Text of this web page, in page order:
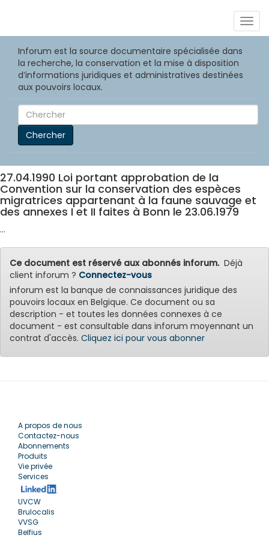
Inforum est la source documentaire spécialisée dans
la recherche, la conservation et la mise à disposition
d’informations juridiques et administratives destinées
aux pouvoirs locaux.
Chercher
27.04.1990 Loi portant approbation de la
Convention sur la conservation des espèces
migratrices appartenant à la faune sauvage et
des annexes I et II faites à Bonn le 23.06.1979
...
Ce document est réservé aux abonnés inforum.Déjà
client inforum ? Connectez-vous
inforum est la banque de connaissances juridique des
pouvoirs locaux en Belgique. Ce document ou sa
description - et toutes les données connexes à ce
document - est consultable dans inforum moyennant un
contrat d'accès. Cliquez ici pour vous abonner
A propos de nous
Contactez-nous
Abonnements
Produits
Vie privée
Services
UVCW
Brulocalis
VVSG
Belfius